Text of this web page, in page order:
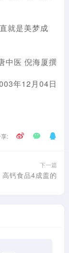
就是美梦成
中医 倪海厦撰
年12月04日
:
下一篇
高钙食品4成盖的